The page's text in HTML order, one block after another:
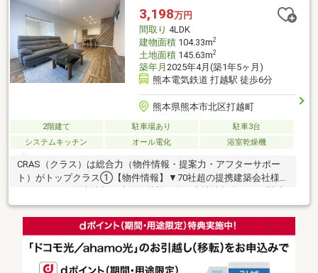
分と教育施設が近くお子様に安心。・メガセンタートライアルま
で徒歩約8分、セブンイレブンまで徒歩約8分、ドラッグストアコ
スモスまで車で約4分と商業施設充実！
3,198万円
間取り 4LDK
建物面積104.33m2
土地面積145.63m2
築年月 2025年4月(築1年5ヶ月)
熊本電気鉄道 打越駅 徒歩6分
熊本県熊本市北区打越町
2階建て 駐車場あり
駐車3台
システムキッチン
オール電化 浴室乾燥機
CRAS（クラス）は総合力（物件情報・提案力・アフターサポー
ト）がトップクラス①【物件情報】▼70社超の提携建築会社様モ
会社の新着・未公開物件情報②【提案力】▼住宅ローン金融機関
様の比較や住宅ローンの審査のコツも把握！▼後悔しないための
ライフプランシミュレーションFPへの家計の見直し相談も可能！
【アフターサポート】▼税金面等のアドバイス資金贈与（援助）